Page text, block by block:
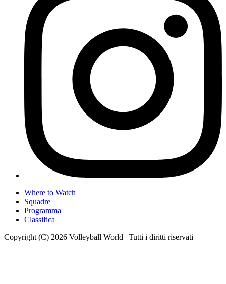
Where to Watch
Squadre
Programma
Classifica
Copyright (C) 2026 Volleyball World | Tutti i diritti riservati